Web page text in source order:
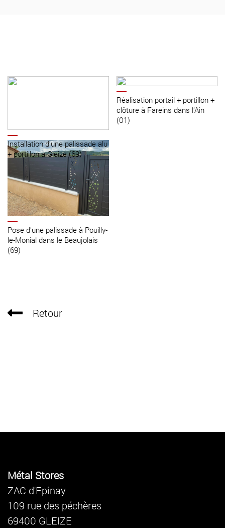
Métal Stores
Installation d’une palissade alu
+ portillon à Gleizé (69)
Réalisation portail + portillon +
clôture à Fareins dans l’Ain
(01)
Pose d’une palissade à Pouilly-
le-Monial dans le Beaujolais
(69)
Retour
Métal Stores
ZAC d'Epinay
109 rue des péchères
69400 GLEIZE